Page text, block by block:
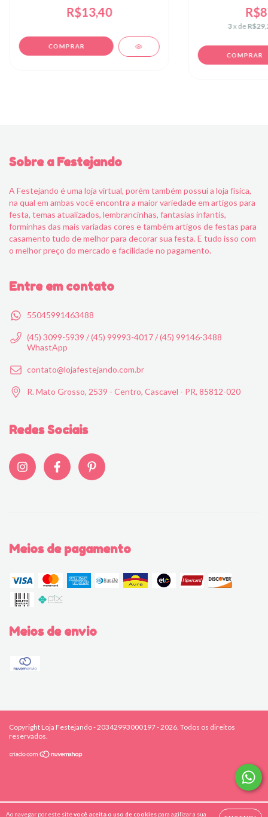
Ao navegar por este sitevocê aceita o uso de cookies para agilizar a sua
R$13,40
3x de
Sobre a Festejando
A Festejando é uma loja virtual, porém também possui a loja física,
na qual em ambas você encontra a maior variedade em artigos para
festa, temas atualizados, lembrancinhas, fantasias infantis,
forminhas das mais variadas cores e também artigos de festas para
casamento tudo de melhor para decorar sua festa. E tudo isso com
o melhor preço do mercado e facilidade no pagamento.
Entre em contato
55045991463488
(45) 3099-5939 / (45) 99993-4017 / (45) 99146-3488
WhastApp
contato@lojafestejando.com.br
R. Mato Grosso, 2539 - Centro, Cascavel - PR, 85812-020
Redes Sociais
Meios de pagamento
Meios de envio
Copyright Loja Festejando - 20342993000197 - 2026. Todos os direitos
reservados.